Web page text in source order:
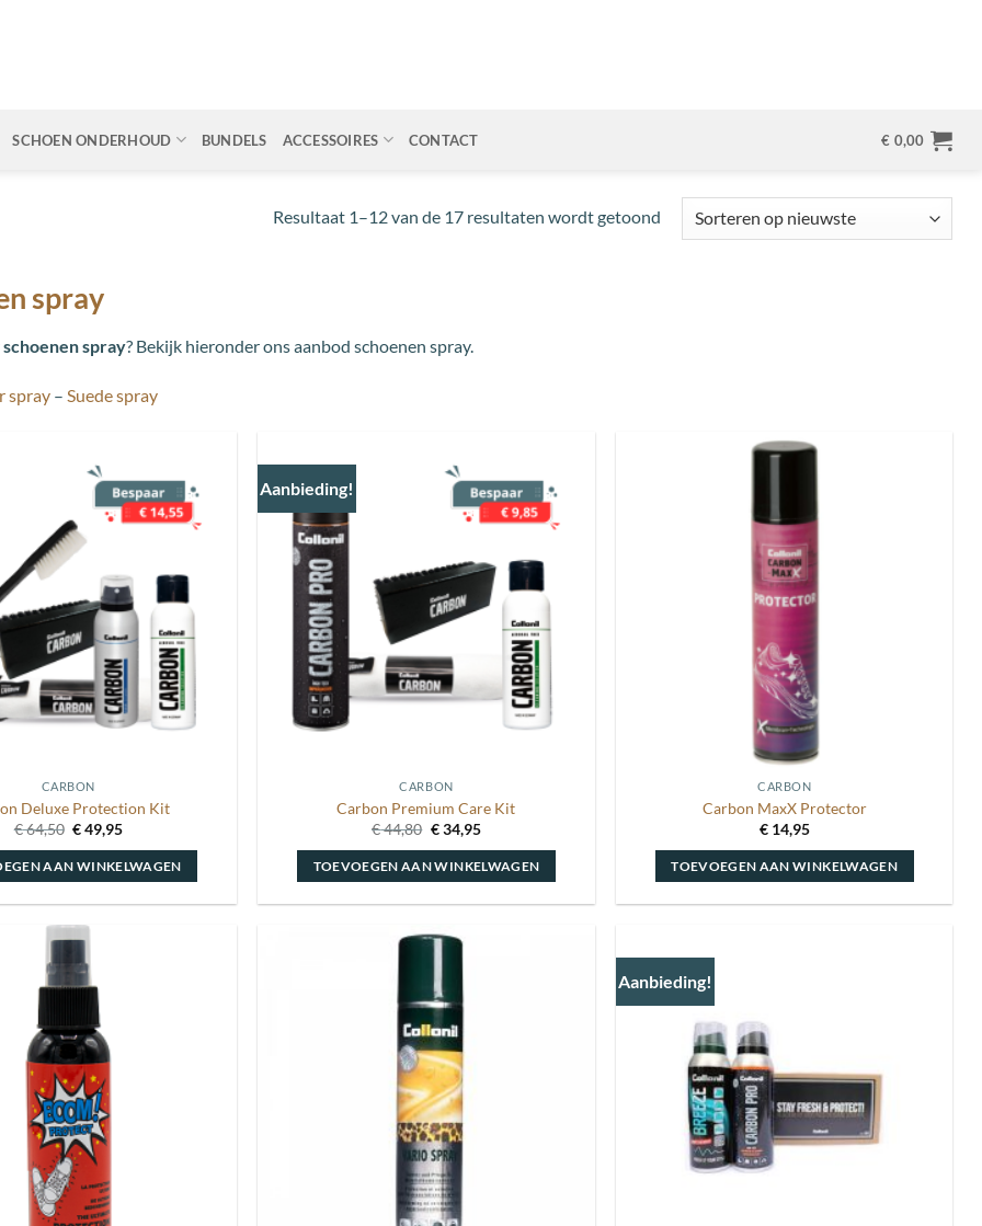
SCHOEN ONDERHOUD BUNDELS ACCESSOIRES CONTACT € 0,00
Resultaat 1–12 van de 17 resultaten wordt getoondGesorteerd
spray
schoenen spray? Bekijk hieronder ons aanbod schoenen spray.
spray – Suede spray
Toevoegen
aan
wenslijst
CARBON
Deluxe Protection Kit
€64,50 Oorspronkelijke
was:
€ 64,50.
€49,95Huidige
is:
€ 49,95.
AAN WINKELWAGEN
Aanbieding!
Toevoegen
aan
wenslijst
CARBON
Carbon Premium Care Kit
€44,80 Oorspronkelijke
was:
€ 44,80.
€34,95Huidige
is:
€ 34,95.
TOEVOEGEN AAN WINKELWAGEN
CARBON
Carbon MaxX Protector
€14,95
TOEVOEGEN AAN WINKELWAGEN
Aanbieding!